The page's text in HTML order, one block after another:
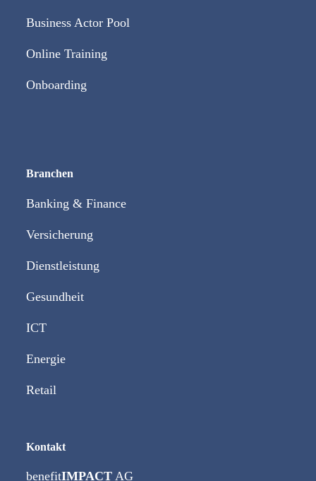
Business Actor Pool
Online Training
Onboarding
Branchen
Banking & Finance
Versicherung
Dienstleistung
Gesundheit
ICT
Energie
Retail
Kontakt
benefitIMPACT AG